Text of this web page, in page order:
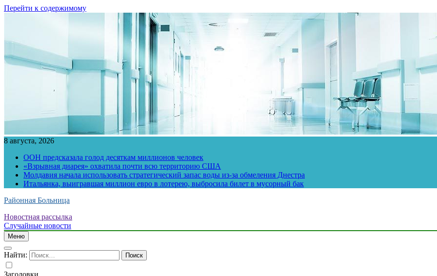
Перейти к содержимому
8 августа, 2026
ООН предсказала голод десяткам миллионов человек
«Взрывная диарея» охватила почти всю территорию США
Молдавия начала использовать стратегический запас воды из-за обмеления Днестра
Итальянка, выигравшая миллион евро в лотерею, выбросила билет в мусорный бак
Районная Больница
Новостная рассылка
Случайные новости
Меню
Найти:
Заголовки